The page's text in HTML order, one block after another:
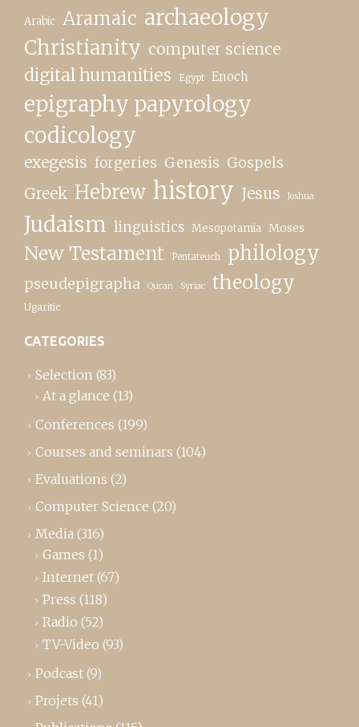
Arabic Aramaic archaeology
Christianity computer science
digital humanities Egypt Enoch
epigraphy papyrology
codicology
exegesis forgeries Genesis Gospels
Greek Hebrew history Jesus Joshua
Judaism linguistics Mesopotamia Moses
New Testament Pentateuch philology
pseudepigrapha Quran Syriac theology
Ugaritic
CATEGORIES
Selection (83)
At a glance (13)
Conferences (199)
Courses and seminars (104)
Evaluations (2)
Computer Science (20)
Media (316)
Games (1)
Internet (67)
Press (118)
Radio (52)
TV-Video (93)
Podcast (9)
Projets (41)